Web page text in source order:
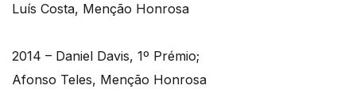
Luís Costa, Menção Honrosa
2014 – Daniel Davis, 1º Prémio;
Afonso Teles, Menção Honrosa